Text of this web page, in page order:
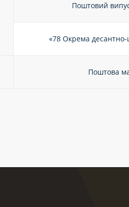
Поштовий
«78 Окрема
Поштова